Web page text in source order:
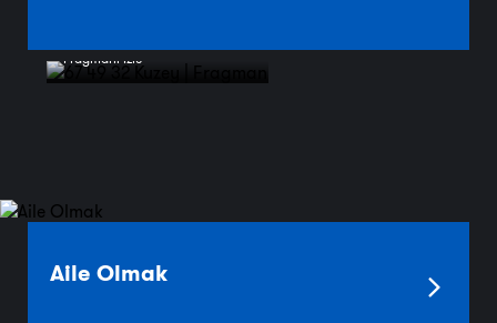
Fragmanı İzle
Aile Olmak